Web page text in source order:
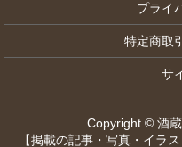
プライ
特定商取
サ
Copyright © 酒
【掲載の記事・写真・イラ